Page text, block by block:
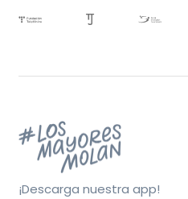
¡Descarga nuestra app!